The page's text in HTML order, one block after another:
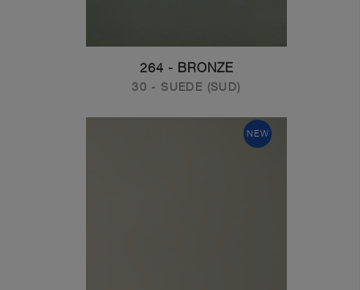
264 - BRONZE
30 - SUEDE (SUD)
NEW